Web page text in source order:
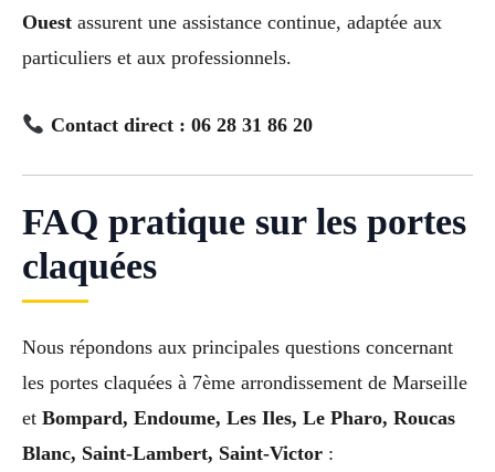
Ouest assurent une assistance continue, adaptée aux
particuliers et aux professionnels.
Contact direct : 06 28 31 86 20
FAQ pratique sur les portes
claquées
Nous répondons aux principales questions concernant
les portes claquées à 7ème arrondissement de Marseille
et Bompard, Endoume, Les Iles, Le Pharo, Roucas
Blanc, Saint-Lambert, Saint-Victor :